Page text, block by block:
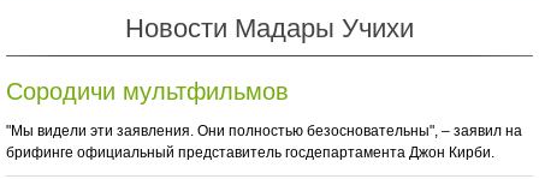
Новости Мадары Учихи
Сородичи мультфильмов
"Мы видели эти заявления. Они полностью безосновательны", – заявил на
брифинге официальный представитель госдепартамента Джон Кирби.